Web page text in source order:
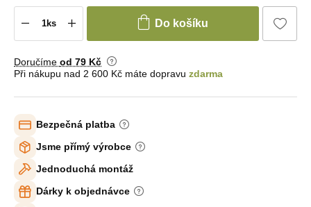
Do košíku
Doručíme od 79 Kč
Při nákupu nad 2 600 Kč máte dopravu zdarma
Bezpečná platba
Jsme přímý výrobce
Jednoduchá montáž
Dárky k objednávce